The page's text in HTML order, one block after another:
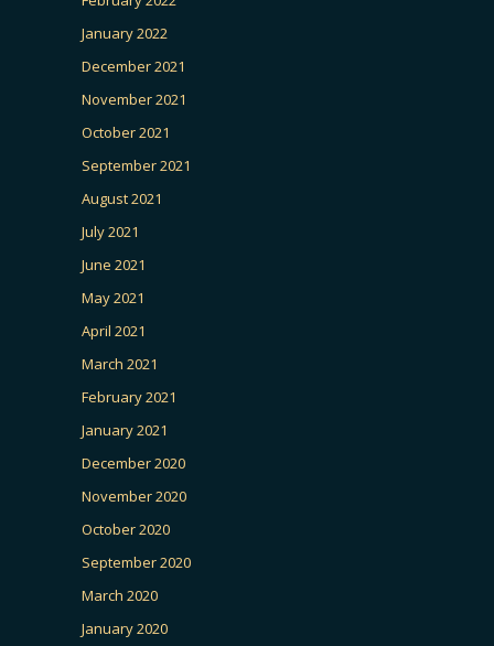
January 2022
December 2021
November 2021
October 2021
September 2021
August 2021
July 2021
June 2021
May 2021
April 2021
March 2021
February 2021
January 2021
December 2020
November 2020
October 2020
September 2020
March 2020
January 2020